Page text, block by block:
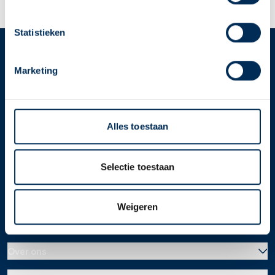
Statistieken
Marketing
Alles toestaan
Selectie toestaan
Weigeren
Vind je apotheek
Alle Service Apotheken
Over ons